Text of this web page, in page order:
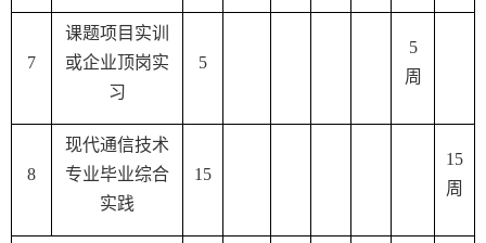
7
课题项目实训
或企业顶岗实
习
5
5
周
8
现代通信技术
专业毕业综合
实践
15
15
周